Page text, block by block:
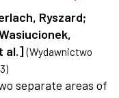
Ryszard;
al.] (Wydawnictwo
)
separate areas of